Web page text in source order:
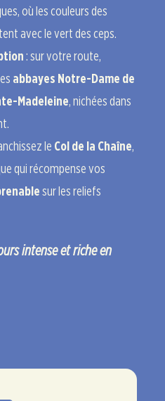
où les couleurs des
avec le vert des ceps.
: sur votre route,
abbayes Notre-Dame de
Madeleine, nichées dans
le Col de la Chaîne,
qui récompense vos
sur les reliefs
intense et riche en